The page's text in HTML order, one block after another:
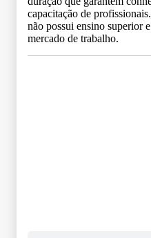
capacitação de
não possui ensino superior
mercado de trabalho.